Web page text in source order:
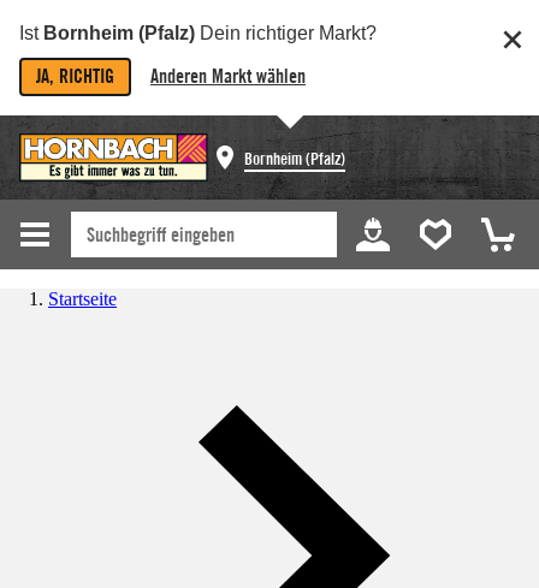
Ist Bornheim (Pfalz) Dein richtiger Markt?
JA, RICHTIG Anderen Markt wählen
Bornheim (Pfalz)
Startseite